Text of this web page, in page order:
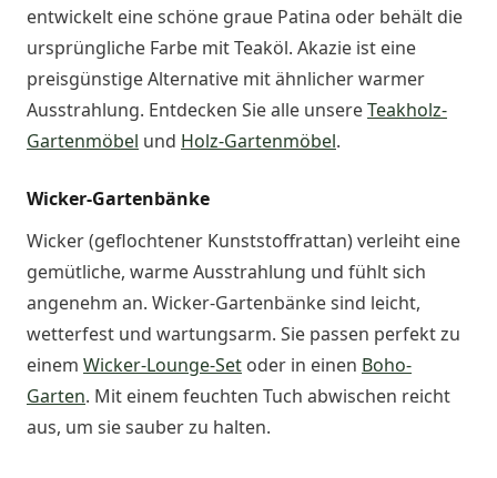
entwickelt eine schöne graue Patina oder behält die
ursprüngliche Farbe mit Teaköl. Akazie ist eine
preisgünstige Alternative mit ähnlicher warmer
Ausstrahlung. Entdecken Sie alle unsereTeakholz-
Gartenmöbel und Holz-Gartenmöbel.
Wicker-Gartenbänke
Wicker (geflochtener Kunststoffrattan) verleiht eine
gemütliche, warme Ausstrahlung und fühlt sich
angenehm an. Wicker-Gartenbänke sind leicht,
wetterfest und wartungsarm. Sie passen perfekt zu
einem Wicker-Lounge-Set oder in einen Boho-
Garten. Mit einem feuchten Tuch abwischen reicht
aus, um sie sauber zu halten.